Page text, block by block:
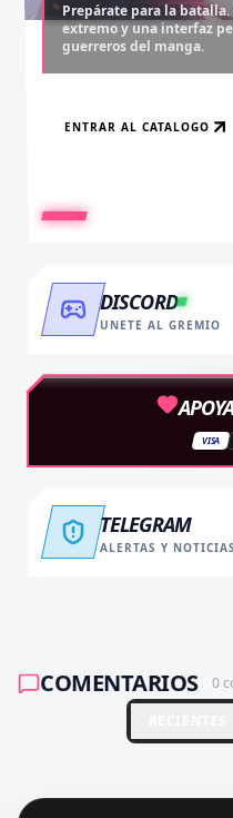
Prepárate para la
extremo y una interfaz
guerreros del manga.
ENTRAR AL CATALOGO
Desbloquea capítulos
y accede al contenido
RECARGAR AHORA
Asciende al rango
descargas infinitas y
VER BENEFICIOS
DISCORD
UNETE AL GREMIO
VISA
TELEGRAM
ALERTAS Y NOTICIAS
COMENTARIOS 0